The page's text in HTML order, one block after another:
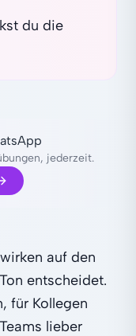
du die
jederzeit.
auf den
entscheidet.
für Kollegen
lieber